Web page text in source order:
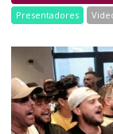
Presentadores